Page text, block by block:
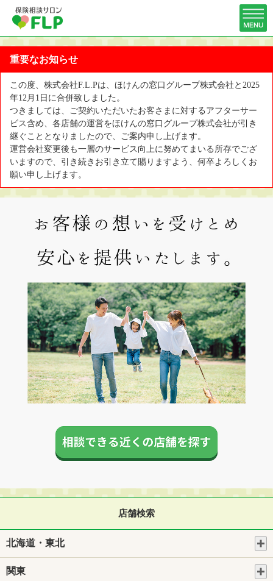
重要なお知らせ
この度、株式会社F.L.Pは、ほけんの窓口グループ株式会社と2025
年12月1日に合併致しました。
つきましては、ご契約いただいたお客さまに対するアフターサー
ビス含め、各店舗の運営をほけんの窓口グループ株式会社が引き
継ぐこととなりましたので、ご案内申し上げます。
運営会社変更後も一層のサービス向上に努めてまいる所存でござ
いますので、引き続きお引き立て賜りますよう、何卒よろしくお
願い申し上げます。
店舗検索
北海道・東北
関東